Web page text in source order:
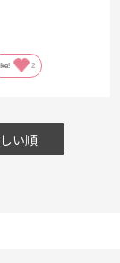
統的なストライ
ネ（大きな
ます！
2
い順